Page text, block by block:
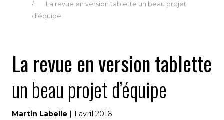
La revue en version tablette un beau projet
d’équipe
La revue en version tablette
un beau projet d’équipe
Martin Labelle | 1 avril 2016